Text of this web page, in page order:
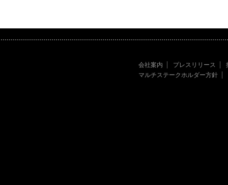
会社案内 プレスリリース
マルチステークホルダー方針